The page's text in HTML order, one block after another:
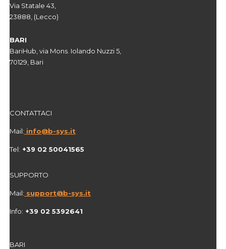
Via Statale 43,
23888, (Lecco)
BARI
BariHub, via Mons. Iolando Nuzzi 5,
70129, Bari
CONTATTACI
Mail: info@b-sys.it
Tel: +39 02 50041565
SUPPORTO
Mail: support@b-sys.it
Info: +39 02 5392641
BARI